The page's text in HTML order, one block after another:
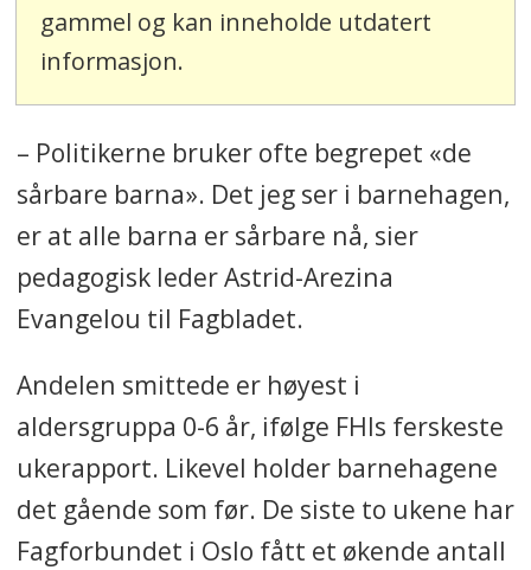
gammel og kan inneholde utdatert
informasjon.
– Politikerne bruker ofte begrepet «de
sårbare barna». Det jeg ser i barnehagen,
er at alle barna er sårbare nå, sier
pedagogisk leder Astrid-Arezina
Evangelou til Fagbladet.
Andelen smittede er høyest i
aldersgruppa 0-6 år, ifølge FHIs ferskeste
ukerapport. Likevel holder barnehagene
det gående som før. De siste to ukene har
Fagforbundet i Oslo fått et økende antall